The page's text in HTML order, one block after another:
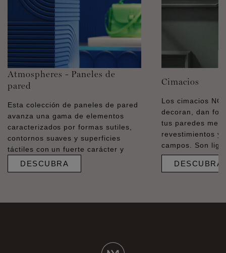
Atmospheres - Paneles de
pared
Esta colección de paneles de pared
avanza una gama de elementos
caracterizados por formas sutiles,
contornos suaves y superficies
táctiles con un fuerte carácter y
DESCUBRA
Cimacios
Los cimacios
decoran, dan
tus paredes
revestimientos y
campos. Son
DESCUBRA